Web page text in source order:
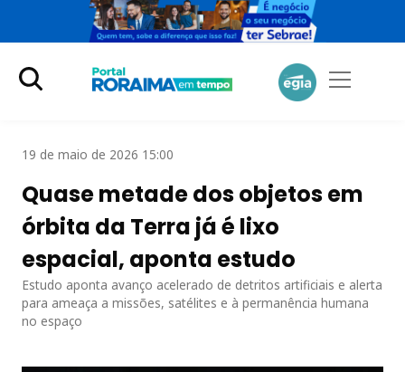
19 de maio de 2026 15:00
Quase metade dos objetos em
órbita da Terra já é lixo
espacial, aponta estudo
Estudo aponta avanço acelerado de detritos artificiais e alerta
para ameaça a missões, satélites e à permanência humana
no espaço